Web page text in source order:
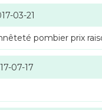
03-21
pombier prix
07-17